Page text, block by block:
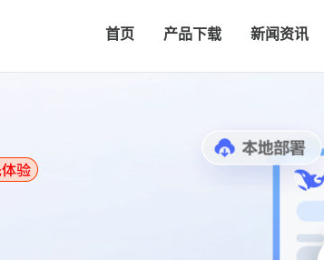
首页 产品下载 新闻资讯